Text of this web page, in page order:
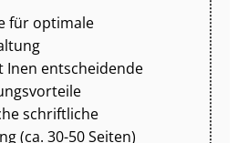
für optimale
Inen entscheidende
schriftliche
(ca. 30-50 Seiten)